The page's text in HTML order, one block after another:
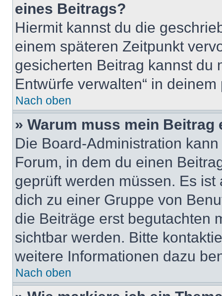
eines Beitrags?
Hiermit kannst du die
einem späteren Zeitpunkt
gesicherten Beitrag kannst du
Entwürfe verwalten“ in
Nach oben
» Warum muss mein
Die Board-Administration
Forum, in dem du einen
geprüft werden müssen. Es
dich zu einer Gruppe von
die Beiträge erst begutachten
sichtbar werden. Bitte
weitere Informationen dazu
Nach oben